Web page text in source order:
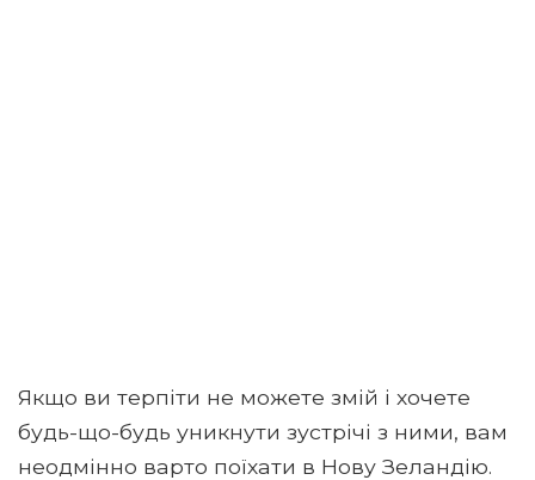
Якщо ви терпіти не можете змій і хочете
будь-що-будь уникнути зустрічі з ними, вам
неодмінно варто поїхати в Нову Зеландію.